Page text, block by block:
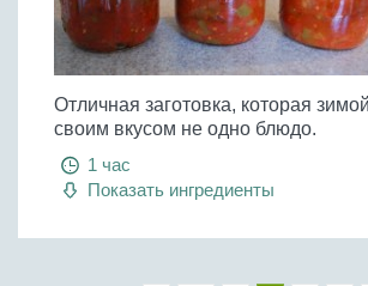
Отличная заготовка, которая
своим вкусом не одно блюдо.
1 час
Показать ингредиенты